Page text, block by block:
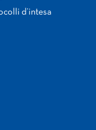
d’intesa